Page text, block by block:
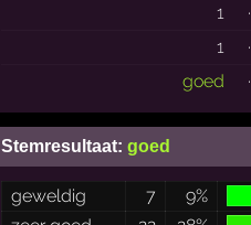
1
·
1
·
goed
·
Stemresultaat: goed
geweldig 7
9%